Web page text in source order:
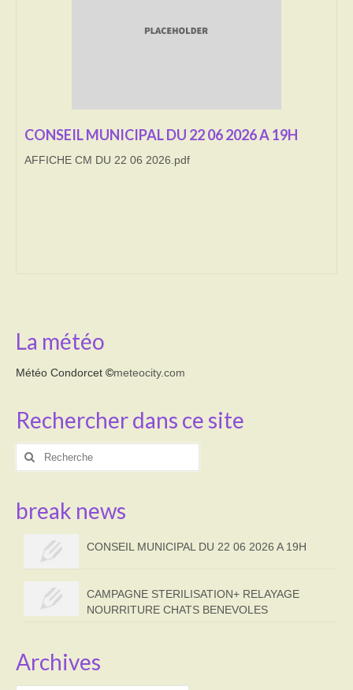
Correspondants de presse
LE BRULAGE DES VEGETAUX
CONSEIL MUNICIPAL DU 22 06 2026 A 19H
AFFICHE CM DU 22 06 2026.pdf
La météo
Météo Condorcet ©meteocity.com
Rechercher dans ce site
Rechercher
break news
CONSEIL MUNICIPAL DU 22 06 2026 A 19H
CAMPAGNE STERILISATION+ RELAYAGE
NOURRITURE CHATS BENEVOLES
Archives